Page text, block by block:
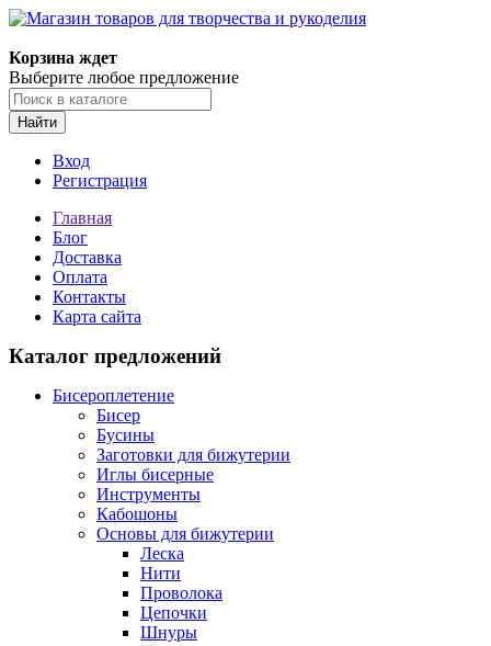
Корзина ждет
Выберите любое предложение
Найти
Вход
Регистрация
Главная
Блог
Доставка
Оплата
Контакты
Карта сайта
Каталог предложений
Бисероплетение
Бисер
Бусины
Заготовки для бижутерии
Иглы бисерные
Инструменты
Кабошоны
Основы для бижутерии
Леска
Нити
Проволока
Цепочки
Шнуры